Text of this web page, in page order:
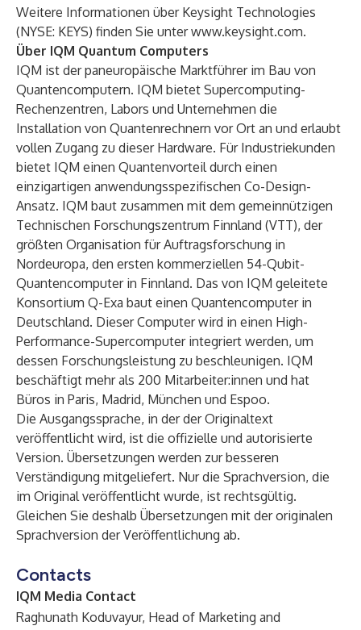
Weitere Informationen über Keysight Technologies
(NYSE: KEYS) finden Sie unterwww.keysight.com.
Über IQM Quantum Computers
IQM ist der paneuropäische Marktführer im Bau von
Quantencomputern. IQM bietet Supercomputing-
Rechenzentren, Labors und Unternehmen die
Installation von Quantenrechnern vor Ort an und erlaubt
vollen Zugang zu dieser Hardware. Für Industriekunden
bietet IQM einen Quantenvorteil durch einen
einzigartigen anwendungsspezifischen Co-Design-
Ansatz. IQM baut zusammen mit dem gemeinnützigen
Technischen Forschungszentrum Finnland (VTT), der
größten Organisation für Auftragsforschung in
Nordeuropa, den ersten kommerziellen 54-Qubit-
Quantencomputer in Finnland. Das von IQM geleitete
Konsortium Q-Exa baut einen Quantencomputer in
Deutschland. Dieser Computer wird in einen High-
Performance-Supercomputer integriert werden, um
dessen Forschungsleistung zu beschleunigen. IQM
beschäftigt mehr als 200 Mitarbeiter:innen und hat
Büros in Paris, Madrid, München und Espoo.
Die Ausgangssprache, in der der Originaltext
veröffentlicht wird, ist die offizielle und autorisierte
Version. Übersetzungen werden zur besseren
Verständigung mitgeliefert. Nur die Sprachversion, die
im Original veröffentlicht wurde, ist rechtsgültig.
Gleichen Sie deshalb Übersetzungen mit der originalen
Sprachversion der Veröffentlichung ab.
Contacts
IQM Media Contact
Raghunath Koduvayur, Head of Marketing and